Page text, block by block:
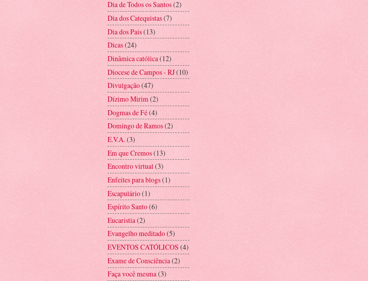
Dia de Todos os Santos(2)
Dia dos Catequistas(7)
Dia dos Pais(13)
Dicas(24)
Dinâmica católica(12)
Diocese de Campos - RJ(10)
Divulgação(47)
Dízimo Mirim(2)
Dogmas de Fé(4)
Domingo de Ramos(2)
E.V.A.(3)
Em que Cremos(13)
Encontro virtual(3)
Enfeites para blogs(1)
Escapulário(1)
Espírito Santo(6)
Eucaristia(2)
Evangelho meditado(5)
EVENTOS CATÓLICOS (4)
Exame de Consciência(2)
Faça você mesma(3)